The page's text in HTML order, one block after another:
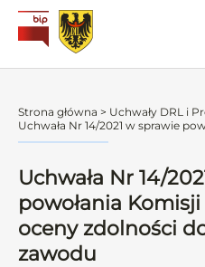
Strona główna > Uchwały DRL i
Uchwała Nr 14/2021 w sprawie
Uchwała Nr 14/
powołania
oceny zdolności
zawodu